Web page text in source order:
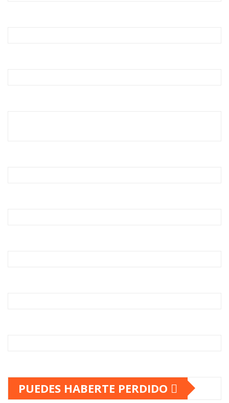
PUEDES HABERTE PERDIDO